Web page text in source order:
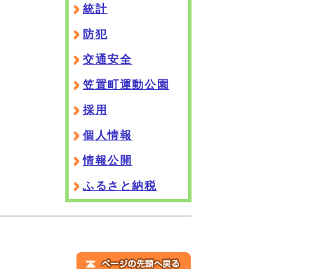
統計
防犯
交通安全
笠置町運動公園
採用
個人情報
情報公開
ふるさと納税